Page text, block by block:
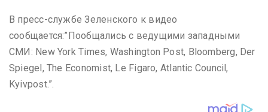
В пресс-службе Зеленского к видео
сообщается:”Пообщались с ведущими западными
СМИ: New York Times, Washington Post, Bloomberg, Der
Spiegel, The Economist, Le Figaro, Atlantic Council,
Kyivpost.”.